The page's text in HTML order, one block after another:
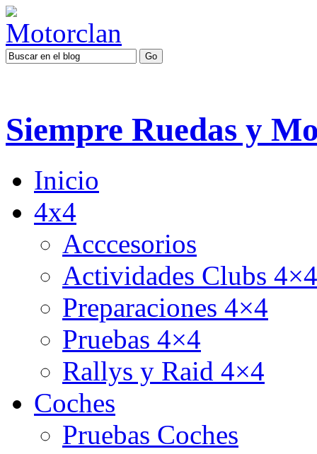
Siempre Ruedas y
Inicio
4x4
Acccesorios
Actividades Clubs 4×4
Preparaciones 4×4
Pruebas 4×4
Rallys y Raid 4×4
Coches
Pruebas Coches